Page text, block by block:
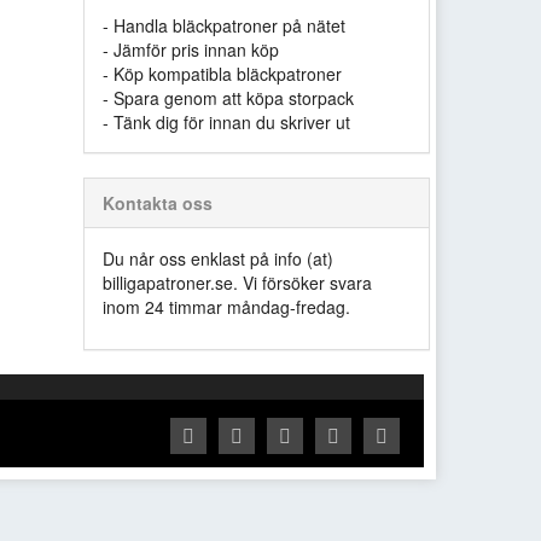
- Handla bläckpatroner på nätet
- Jämför pris innan köp
- Köp kompatibla bläckpatroner
- Spara genom att köpa storpack
- Tänk dig för innan du skriver ut
Kontakta oss
Du når oss enklast på info (at)
billigapatroner.se. Vi försöker svara
inom 24 timmar måndag-fredag.